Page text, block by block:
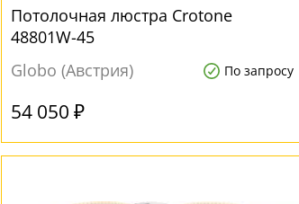
Потолочная люстра Crotone
48801W-45
Globo (Австрия)
По запросу
54 050 ₽